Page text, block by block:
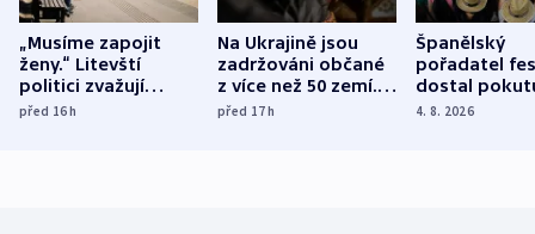
„Musíme zapojit
ženy.“ Litevští
politici zvažují
dohodu o
před 16h
Na Ukrajině jsou
zadržováni občané
z více než 50 zemí.
Bojovali na straně
před 17h
Španělský
pořadatel
dostal
nekalé
4. 8. 2026